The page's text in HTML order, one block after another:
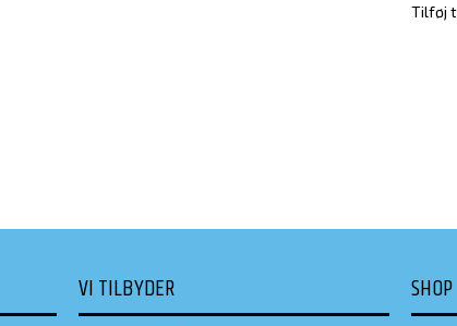
Tilføj
VI TILBYDER SHOP